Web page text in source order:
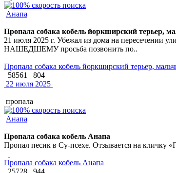
Анапа
Пропала собака кобель йоркширский терьер,
21 июля 2025 г. Убежал из дома на пересечении
НАШЕДШЕМУ просьба позвонить по..
Пропала собака кобель йоркширский терьер,
58561
804
22 июля 2025
пропала
Анапа
Пропала собака кобель Анапа
Пропал песик в Су-псехе. Отзывается на кличку
Пропала собака кобель Анапа
25728
944